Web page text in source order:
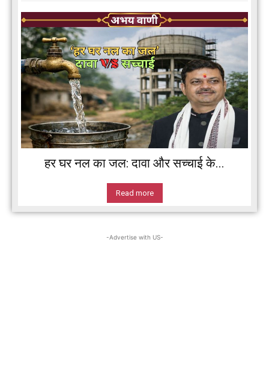
हर घर नल का जल: दावा और सच्चाई के...
Read more
-Advertise with US-